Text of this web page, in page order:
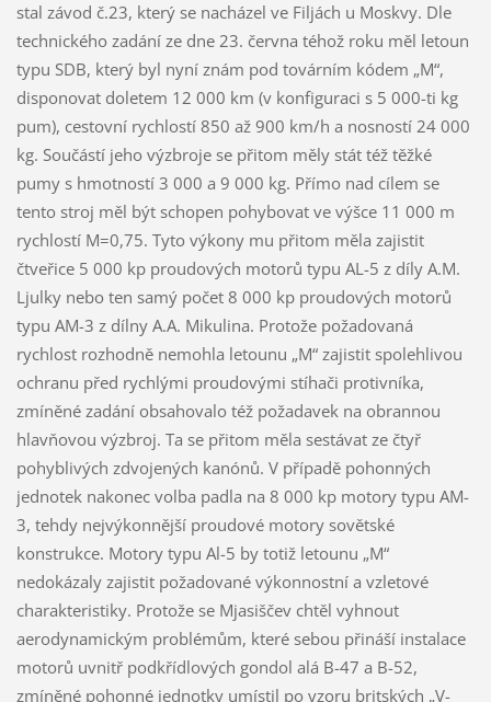
stal závod č.23, který se nacházel ve Filjách u Moskvy. Dle
technického zadání ze dne 23. června téhož roku měl letoun
typu SDB, který byl nyní znám pod továrním kódem „M“,
disponovat doletem 12 000 km (v konfiguraci s 5 000-ti kg
pum), cestovní rychlostí 850 až 900 km/h a nosností 24 000
kg. Součástí jeho výzbroje se přitom měly stát též těžké
pumy s hmotností 3 000 a 9 000 kg. Přímo nad cílem se
tento stroj měl být schopen pohybovat ve výšce 11 000 m
rychlostí M=0,75. Tyto výkony mu přitom měla zajistit
čtveřice 5 000 kp proudových motorů typu AL-5 z díly A.M.
Ljulky nebo ten samý počet 8 000 kp proudových motorů
typu AM-3 z dílny A.A. Mikulina. Protože požadovaná
rychlost rozhodně nemohla letounu „M“ zajistit spolehlivou
ochranu před rychlými proudovými stíhači protivníka,
zmíněné zadání obsahovalo též požadavek na obrannou
hlavňovou výzbroj. Ta se přitom měla sestávat ze čtyř
pohyblivých zdvojených kanónů. V případě pohonných
jednotek nakonec volba padla na 8 000 kp motory typu AM-
3, tehdy nejvýkonnější proudové motory sovětské
konstrukce. Motory typu Al-5 by totiž letounu „M“
nedokázaly zajistit požadované výkonnostní a vzletové
charakteristiky. Protože se Mjasiščev chtěl vyhnout
aerodynamickým problémům, které sebou přináší instalace
motorů uvnitř podkřídlových gondol alá B-47 a B-52,
zmíněné pohonné jednotky umístil po vzoru britských „V-